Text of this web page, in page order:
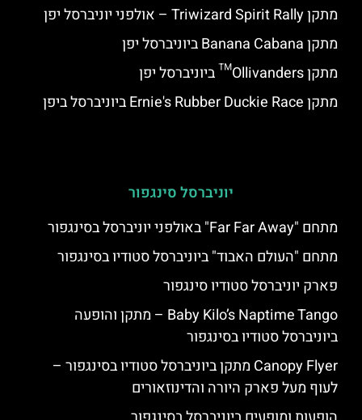
מתקן Triwizard Spirit Rally – אולפני יוניברסל יפן
מתקן Banana Cabana ביוניברסל יפן
מתקן Ollivanders™ ביוניברסל יפן
מתקן Ernie's Rubber Duckie Race ביוניברסל ביפן
יוניברסל סינגפור
מתחם "Far Far Away" באולפני יוניברסל בסינגפור
מתחם "העולם האבוד" ביוניברסל סטודיו בסינגפור
פארק יוניברסל סטודיו סינגפור
Baby Kilo’s Naptime Tango – מתקן והופעה
ביוניברסל סטודיו בסינגפור
Canopy Flyer מתקן ביוניברסל סטודיו בסינגפור –
לעוף מעל פארק היורה והדינוזאורים